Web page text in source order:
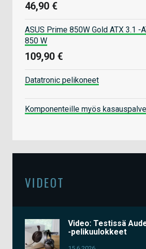
46,90 €
ASUS Prime 850W Gold ATX 3.1 -
850 W
109,90 €
Datatronic pelikoneet
Komponenteille myös
VIDEOT
Video: Testissä
-pelikuulokkeet